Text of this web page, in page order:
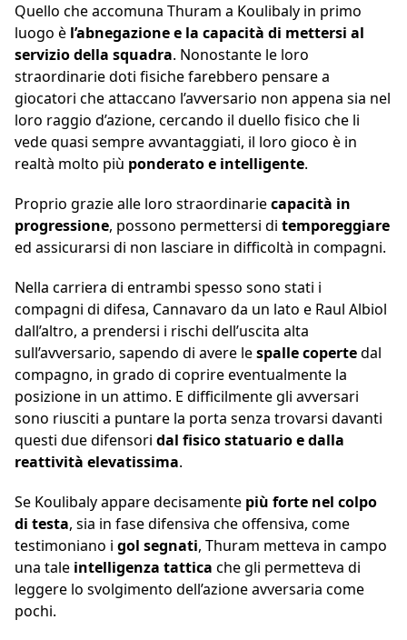
Quello che accomuna Thuram a Koulibaly in primo
luogo è l’abnegazione e la capacità di mettersi al
servizio della squadra. Nonostante le loro
straordinarie doti fisiche farebbero pensare a
giocatori che attaccano l’avversario non appena sia nel
loro raggio d’azione, cercando il duello fisico che li
vede quasi sempre avvantaggiati, il loro gioco è in
realtà molto più ponderato e intelligente.
Proprio grazie alle loro straordinariecapacità in
progressione, possono permettersi di temporeggiare
ed assicurarsi di non lasciare in difficoltà in compagni.
Nella carriera di entrambi spesso sono stati i
compagni di difesa, Cannavaro da un lato e Raul Albiol
dall’altro, a prendersi i rischi dell’uscita alta
sull’avversario, sapendo di avere lespalle copertedal
compagno, in grado di coprire eventualmente la
posizione in un attimo. E difficilmente gli avversari
sono riusciti a puntare la porta senza trovarsi davanti
questi due difensori dal fisico statuario e dalla
reattività elevatissima.
Se Koulibaly appare decisamente più forte nel colpo
di testa, sia in fase difensiva che offensiva, come
testimoniano i gol segnati, Thuram metteva in campo
una tale intelligenza tattica che gli permetteva di
leggere lo svolgimento dell’azione avversaria come
pochi.